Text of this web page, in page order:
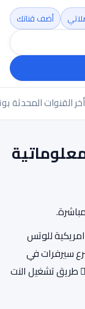
أضف قناتك
أخر القنوات المحدثة
انشاء ارقام امريكية للوتس
من الانترنت بأحدث الطرق 4⃣ اسرع سيرفرات في
مجال النت المجاني 5⃣برامج وشروحات حصرية6⃣ طريق تشغيل النت